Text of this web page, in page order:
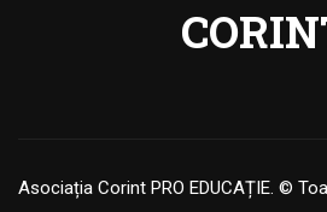
Asociația Corint PRO EDUCAȚIE. ©